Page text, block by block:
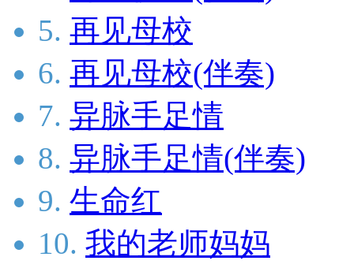
5. 再见母校
6. 再见母校(伴奏)
7. 异脉手足情
8. 异脉手足情(伴奏)
9. 生命红
10. 我的老师妈妈